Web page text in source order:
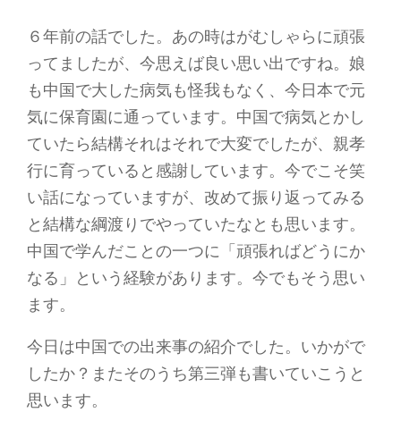
６年前の話でした。あの時はがむしゃらに頑張
ってましたが、今思えば良い思い出ですね。娘
も中国で大した病気も怪我もなく、今日本で元
気に保育園に通っています。中国で病気とかし
ていたら結構それはそれで大変でしたが、親孝
行に育っていると感謝しています。今でこそ笑
い話になっていますが、改めて振り返ってみる
と結構な綱渡りでやっていたなとも思います。
中国で学んだことの一つに「頑張ればどうにか
なる」という経験があります。今でもそう思い
ます。
今日は中国での出来事の紹介でした。いかがで
したか？またそのうち第三弾も書いていこうと
思います。